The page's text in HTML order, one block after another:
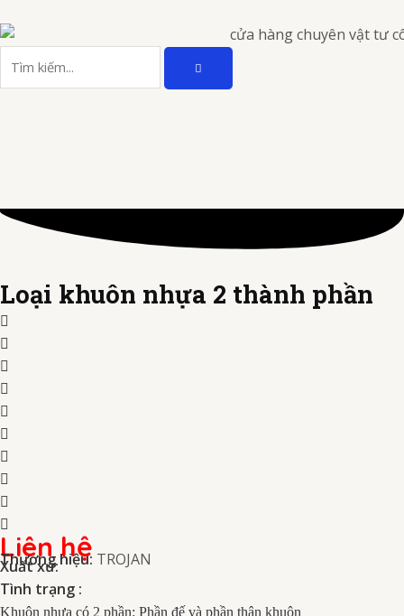
tới
dung
kiếm
TÌM
KIẾM
Loại khuôn nhựa 2 thành phần
Liên hệ
Thương hiệu: TROJAN
Xuất xứ:
Tình trạng :
Khuôn nhựa có 2 phần: Phần đế và phần thân khuôn